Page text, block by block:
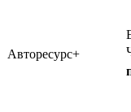
Авторесурс+